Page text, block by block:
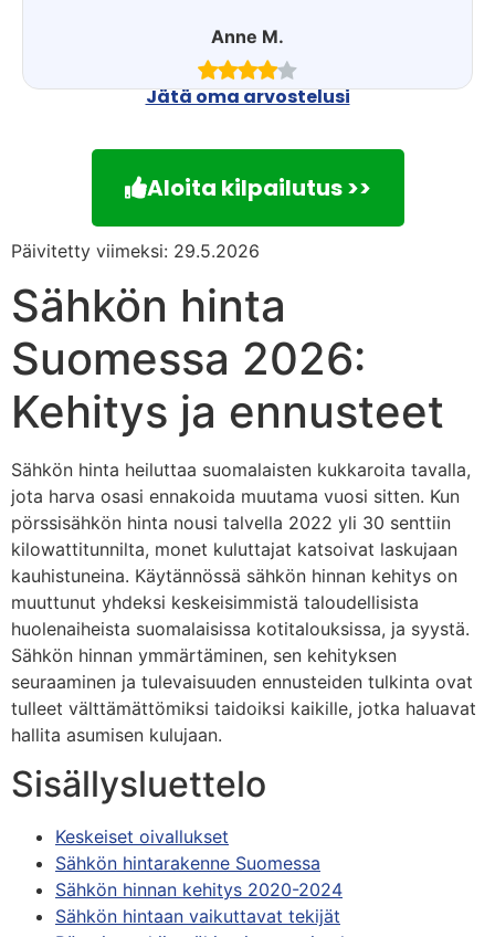
Anne M.
Jätä oma arvostelusi
Aloita kilpailutus >>
Päivitetty viimeksi: 29.5.2026
Sähkön hinta
Suomessa 2026:
Kehitys ja ennusteet
Sähkön hinta heiluttaa suomalaisten kukkaroita tavalla,
jota harva osasi ennakoida muutama vuosi sitten. Kun
pörssisähkön hinta nousi talvella 2022 yli 30 senttiin
kilowattitunnilta, monet kuluttajat katsoivat laskujaan
kauhistuneina. Käytännössä sähkön hinnan kehitys on
muuttunut yhdeksi keskeisimmistä taloudellisista
huolenaiheista suomalaisissa kotitalouksissa, ja syystä.
Sähkön hinnan ymmärtäminen, sen kehityksen
seuraaminen ja tulevaisuuden ennusteiden tulkinta ovat
tulleet välttämättömiksi taidoiksi kaikille, jotka haluavat
hallita asumisen kulujaan.
Sisällysluettelo
Keskeiset oivallukset
Sähkön hintarakenne Suomessa
Sähkön hinnan kehitys 2020-2024
Sähkön hintaan vaikuttavat tekijät